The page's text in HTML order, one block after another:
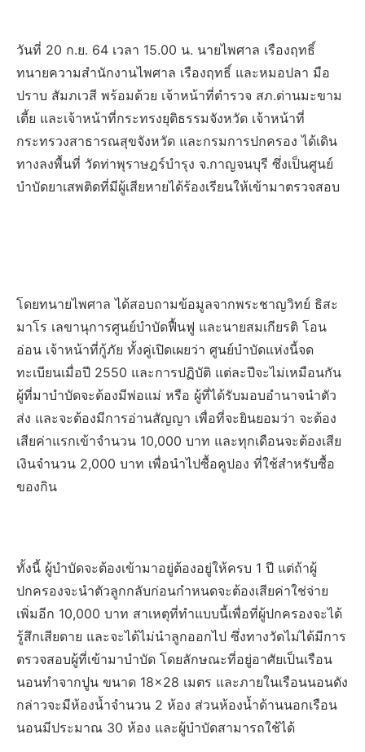
วันที่ 20 ก.ย. 64 เวลา 15.00 น. นายไพศาล เรืองฤทธิ์
ทนายความสำนักงานไพศาล เรืองฤทธิ์ และหมอปลา มือ
ปราบ สัมภเวสี พร้อมด้วย เจ้าหน้าที่ตำรวจ สภ.ด่านมะขาม
เตี้ย และเจ้าหน้าที่กระทรงยุติธรรมจังหวัด เจ้าหน้าที่
กระทรวงสาธารณสุขจังหวัด และกรมการปกครอง ได้เดิน
ทางลงพื้นที่ วัดท่าพุราษฎร์บำรุง จ.กาญจนบุรี ซึ่งเป็นศูนย์
บำบัดยาเสพติดที่มีผู้เสียหายได้ร้องเรียนให้เข้ามาตรวจสอบ
โดยทนายไพศาล ได้สอบถามข้อมูลจากพระชาญวิทย์ ธิสะ
มาโร เลขานุการศูนย์บำบัดฟื้นฟู และนายสมเกียรติ โอน
อ่อน เจ้าหน้าที่กู้ภัย ทั้งคู่เปิดเผยว่า ศูนย์บำบัดแห่งนี้จด
ทะเบียนเมื่อปี 2550 และการปฏิบัติ แต่ละปีจะไม่เหมือนกัน
ผู้ที่มาบำบัดจะต้องมีพ่อแม่ หรือ ผู้ที่ได้รับมอบอำนาจนำตัว
ส่ง และจะต้องมีการอ่านสัญญา เพื่อที่จะยินยอมว่า จะต้อง
เสียค่าแรกเข้าจำนวน 10,000 บาท และทุกเดือนจะต้องเสีย
เงินจำนวน 2,000 บาท เพื่อนำไปซื้อคูปอง ที่ใช้สำหรับซื้อ
ของกิน
ทั้งนี้ ผู้บำบัดจะต้องเข้ามาอยู่ต้องอยู่ให้ครบ 1 ปี แต่ถ้าผู้
ปกครองจะนำตัวลูกกลับก่อนกำหนดจะต้องเสียค่าใช่จ่าย
เพิ่มอีก 10,000 บาท สาเหตุที่ทำแบบนี้เพื่อที่ผู้ปกครองจะได้
รู้สึกเสียดาย และจะได้ไม่นำลูกออกไป ซึ่งทางวัดไม่ได้มีการ
ตรวจสอบผู้ที่เข้ามาบำบัด โดยลักษณะที่อยู่อาศัยเป็นเรือน
นอนทำจากปูน ขนาด 18×28 เมตร และภายในเรือนนอนดัง
กล่าวจะมีห้องน้ำจำนวน 2 ห้อง ส่วนห้องน้ำด้านนอกเรือน
นอนมีประมาณ 30 ห้อง และผู้บำบัดสามารถใช้ได้